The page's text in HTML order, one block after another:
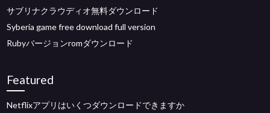
サブリナクラウディオ無料ダウンロード
Syberia game free download full version
Rubyバージョンromダウンロード
Featured
Netflixアプリはいくつダウンロードできますか